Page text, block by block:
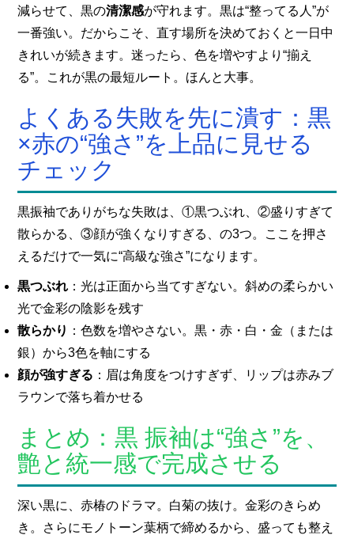
減らせて、黒の清潔感が守れます。黒は“整ってる人”が
一番強い。だからこそ、直す場所を決めておくと一日中
きれいが続きます。迷ったら、色を増やすより“揃え
る”。これが黒の最短ルート。ほんと大事。
よくある失敗を先に潰す：黒
×赤の“強さ”を上品に見せる
チェック
黒振袖でありがちな失敗は、①黒つぶれ、②盛りすぎて
散らかる、③顔が強くなりすぎる、の3つ。ここを押さ
えるだけで一気に“高級な強さ”になります。
黒つぶれ ：光は正面から当てすぎない。斜めの柔らかい
光で金彩の陰影を残す
散らかり ：色数を増やさない。黒・赤・白・金（または
銀）から3色を軸にする
顔が強すぎる ：眉は角度をつけすぎず、リップは赤みブ
ラウンで落ち着かせる
まとめ：黒 振袖は“強さ”を、
艶と統一感で完成させる
深い黒に、赤椿のドラマ。白菊の抜け。金彩のきらめ
き。さらにモノトーン葉柄で締めるから、盛っても整え